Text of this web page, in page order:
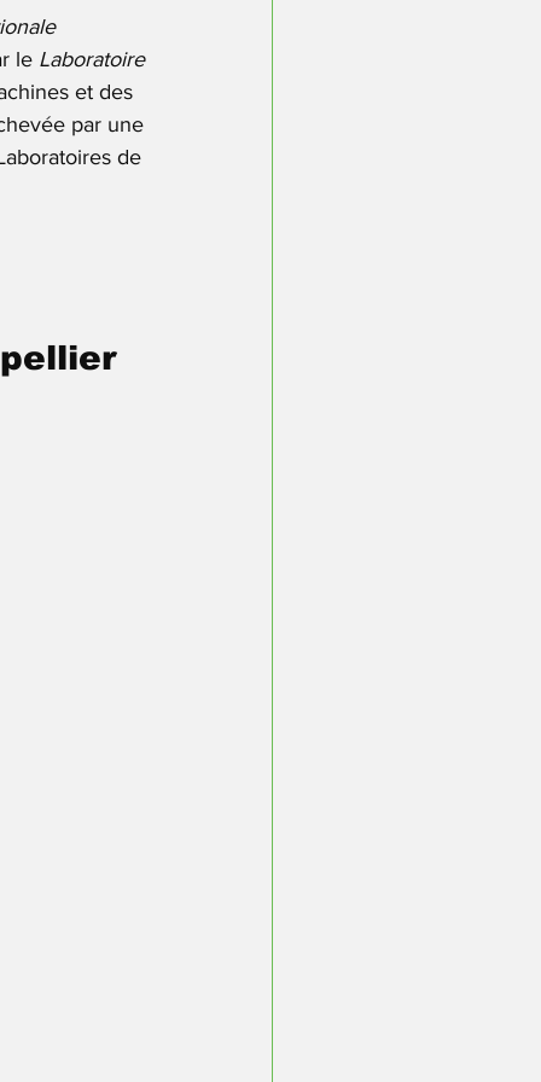
le Laboratoire
et des
par une
de